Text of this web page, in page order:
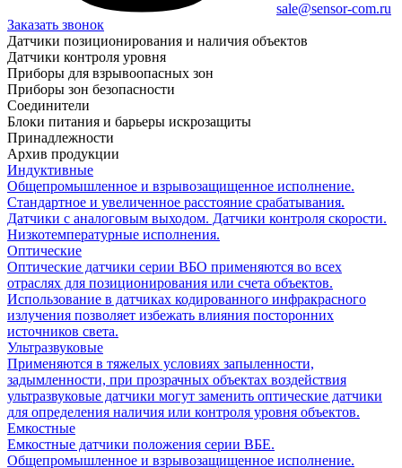
sale@sensor-com.ru
Заказать звонок
Датчики позиционирования и наличия объектов
Датчики контроля уровня
Приборы для взрывоопасных зон
Приборы зон безопасности
Соединители
Блоки питания и барьеры искрозащиты
Принадлежности
Архив продукции
Индуктивные
Общепромышленное и взрывозащищенное исполнение.
Стандартное и увеличенное расстояние срабатывания.
Датчики с аналоговым выходом. Датчики контроля скорости.
Низкотемпературные исполнения.
Оптические
Оптические датчики серии ВБО применяются во всех
отраслях для позиционирования или счета объектов.
Использование в датчиках кодированного инфракрасного
излучения позволяет избежать влияния посторонних
источников света.
Ультразвуковые
Применяются в тяжелых условиях запыленности,
задымленности, при прозрачных объектах воздействия
ультразвуковые датчики могут заменить оптические датчики
для определения наличия или контроля уровня объектов.
Емкостные
Емкостные датчики положения серии ВБЕ.
Общепромышленное и взрывозащищенное исполнение.